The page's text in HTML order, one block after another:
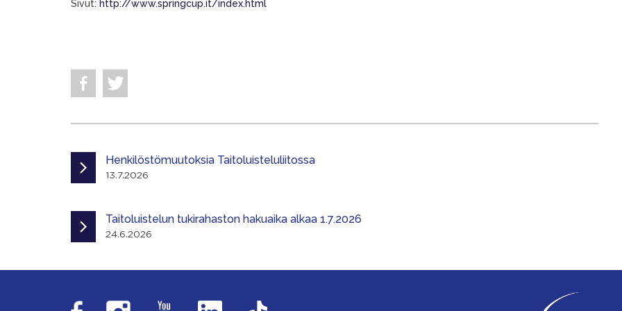
Sivut: http://www.springcup.it/index.html
Henkilöstömuutoksia Taitoluisteluliitossa
13.7.2026
Taitoluistelun tukirahaston hakuaika alkaa 1.7.2026
24.6.2026